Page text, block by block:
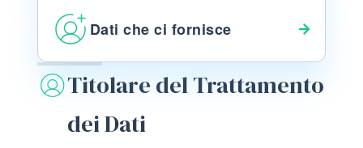
Dati che ci fornisce
Titolare del Trattamento
dei Dati